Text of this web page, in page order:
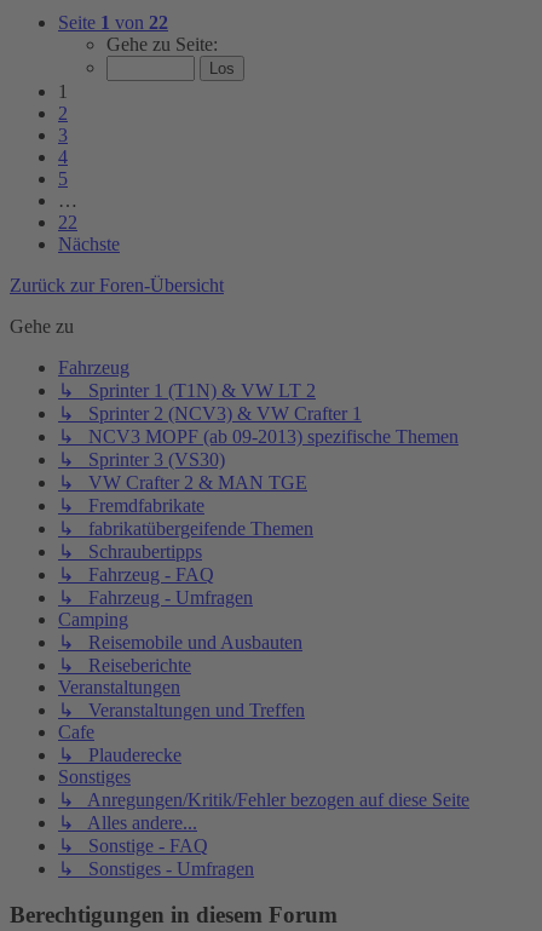
Seite 1 von 22
Gehe zu Seite:
1
2
3
4
5
…
22
Nächste
Zurück zur Foren-Übersicht
Gehe zu
Fahrzeug
↳ Sprinter 1 (T1N) & VW LT 2
↳ Sprinter 2 (NCV3) & VW Crafter 1
↳ NCV3 MOPF (ab 09-2013) spezifische Themen
↳ Sprinter 3 (VS30)
↳ VW Crafter 2 & MAN TGE
↳ Fremdfabrikate
↳ fabrikatübergeifende Themen
↳ Schraubertipps
↳ Fahrzeug - FAQ
↳ Fahrzeug - Umfragen
Camping
↳ Reisemobile und Ausbauten
↳ Reiseberichte
Veranstaltungen
↳ Veranstaltungen und Treffen
Cafe
↳ Plauderecke
Sonstiges
↳ Anregungen/Kritik/Fehler bezogen auf diese Seite
↳ Alles andere...
↳ Sonstige - FAQ
↳ Sonstiges - Umfragen
Berechtigungen in diesem Forum